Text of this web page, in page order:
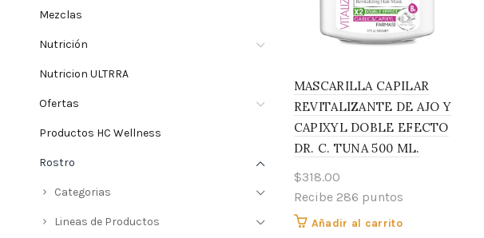
MASCARILLA CAPILAR
REVITALIZANTE DE AJO Y
CAPIXYL DOBLE EFECTO
DR. C. TUNA 500 ML.
$318.00
Recibe 286 puntos
Añadir al carrito
Mezclas
Nutrición
Nutricion ULTRRA
Ofertas
Productos HC Wellness
Rostro
Categorias
Lineas de Productos